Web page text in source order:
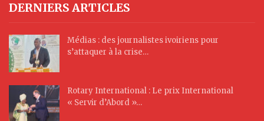
DERNIERS ARTICLES
Médias : des journalistes ivoiriens pour
s’attaquer à la crise…
Rotary International : Le prix International
« Servir d’Abord »…